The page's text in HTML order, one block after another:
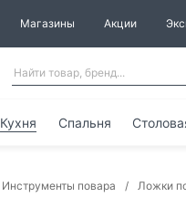
Магазины Акции
Кухня Спальня
Инструменты повара Ложки